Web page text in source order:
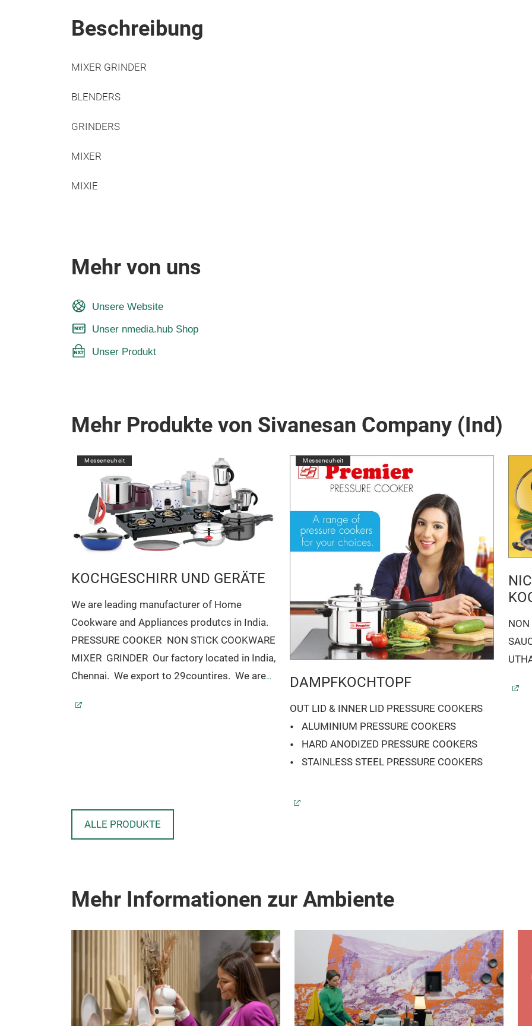
Beschreibung
MIXER GRINDER
BLENDERS
GRINDERS
MIXER
MIXIE
Mehr von uns
Unsere Website
Unser nmedia.hub Shop
Unser Produkt
Mehr Produkte von Sivanesan Company (Ind)
Messeneuheit
KOCHGESCHIRR UND GERÄTE
We are leading manufacturer of Home
Cookware and Appliances produtcs in India.
PRESSURE COOKER
NON STICK COOKWARE
MIXER GRINDER Our factory located in India,
Chennai. We export to 29countires. We are
Messeneuheit
DAMPFKOCHTOPF
OUT LID & INNER LID PRESSURE COOKERS
ALUMINIUM PRESSURE COOKERS
HARD ANODIZED PRESSURE COOKERS
STAINLESS STEEL PRESSURE COOKERS
NON
ALLE PRODUKTE
Mehr Informationen zur Ambiente